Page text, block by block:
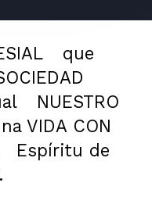
que
NUESTRO
VIDA CON
Espíritu de